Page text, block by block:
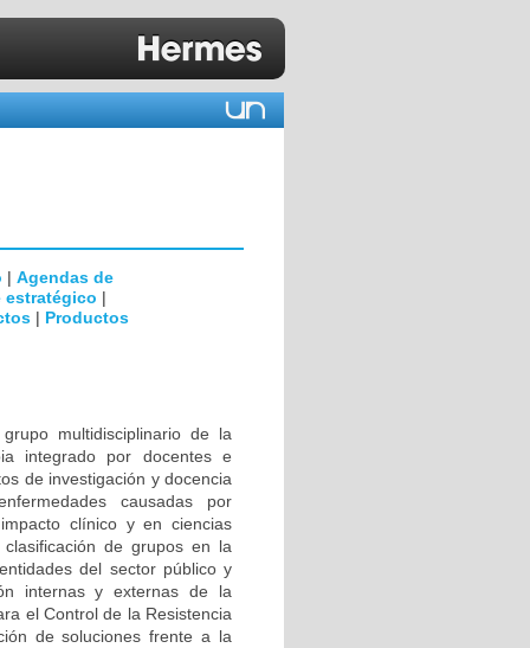
| Agendas de
estratégico |
| Productos
multidisciplinario de la
integrado por docentes e
de investigación y docencia
causadas por
clínico y en ciencias
de grupos en la
del sector público y
internas y externas de la
el Control de la Resistencia
de soluciones frente a la